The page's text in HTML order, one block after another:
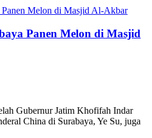
Panen Melon di Masjid
Gubernur Jatim Khofifah Indar
China di Surabaya, Ye Su, juga